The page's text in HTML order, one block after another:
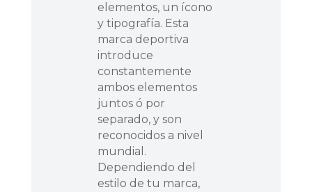
elementos, un ícono
y tipografía. Esta
marca deportiva
introduce
constantemente
ambos elementos
juntos ó por
separado, y son
reconocidos a nivel
mundial.
Dependiendo del
estilo de tu marca,